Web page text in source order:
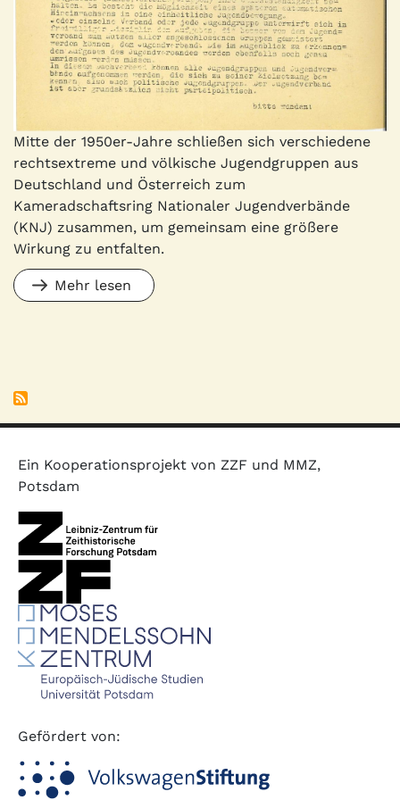
Mitte der 1950er-Jahre schließen sich verschiedene
rechtsextreme und völkische Jugendgruppen aus
Deutschland und Österreich zum
Kameradschaftsring Nationaler Jugendverbände
(KNJ) zusammen, um gemeinsam eine größere
Wirkung zu entfalten.
Mehr lesen
Ein Kooperationsprojekt von ZZF und MMZ,
Potsdam
Gefördert von: